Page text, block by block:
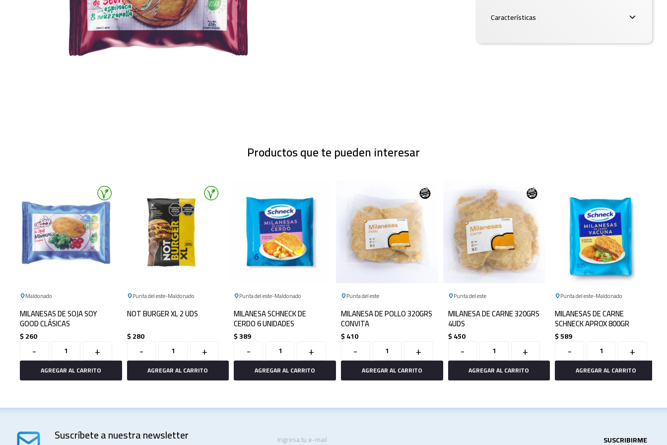
Características
Productos que te pueden interesar
Maldonado
MILANESAS DE SOJA SOY
GOOD CLÁSICAS
$260
- +
Punta del este Maldonado
NOT BURGER XL 2 UDS
$280
- +
Punta del este Maldonado
MILANESA SCHNECK DE
CERDO 6 UNIDADES
$389
- +
Punta del este
MILANESA DE POLLO 320GRS
CONVITA
$410
- +
Punta del este
MILANESA DE CARNE 320GRS
4UDS
$450
- +
Punta del este Maldonado
MILANESAS DE CARNE
SCHNECK APROX 800GR
$589
- +
Suscríbete a nuestra newsletter SUSCRIBIRME